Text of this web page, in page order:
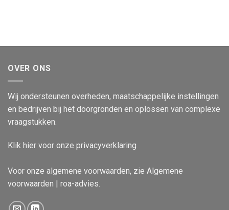
OVER ONS
Wij ondersteunen overheden, maatschappelijke instellingen
en bedrijven bij het doorgronden en oplossen van complexe
vraagstukken.
Klik hier voor onze privacyverklaring
Voor onze algemene voorwaarden, zie Algemene
voorwaarden | roa-advies